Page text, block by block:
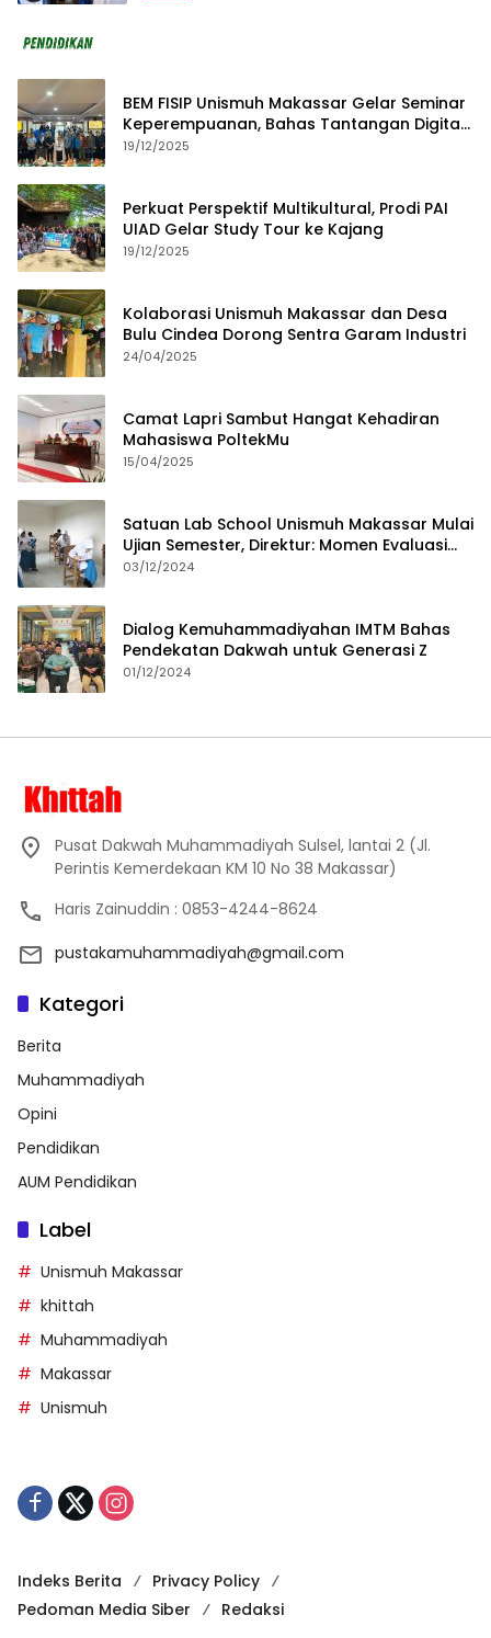
BEM FISIP Unismuh Makassar Gelar Seminar
Keperempuanan, Bahas Tantangan Digital
dan Budaya Lokal
19/12/2025
Perkuat Perspektif Multikultural, Prodi PAI
UIAD Gelar Study Tour ke Kajang
19/12/2025
Kolaborasi Unismuh Makassar dan Desa
Bulu Cindea Dorong Sentra Garam Industri
24/04/2025
Camat Lapri Sambut Hangat Kehadiran
Mahasiswa PoltekMu
15/04/2025
Satuan Lab School Unismuh Makassar Mulai
Ujian Semester, Direktur: Momen Evaluasi
Proses Pembelajaran
03/12/2024
Dialog Kemuhammadiyahan IMTM Bahas
Pendekatan Dakwah untuk Generasi Z
01/12/2024
Pusat Dakwah Muhammadiyah Sulsel, lantai 2 (Jl.
Perintis Kemerdekaan KM 10 No 38 Makassar)
Haris Zainuddin : 0853-4244-8624
pustakamuhammadiyah@gmail.com
Kategori
Berita
Muhammadiyah
Opini
Pendidikan
AUM Pendidikan
Label
Unismuh Makassar
khittah
Muhammadiyah
Makassar
Unismuh
Indeks Berita
Privacy Policy
Pedoman Media Siber
Redaksi